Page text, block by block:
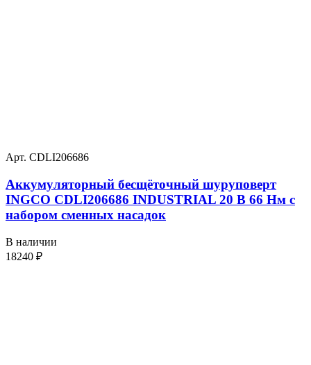
Арт. CDLI206686
Аккумуляторный бесщёточный шуруповерт
INGCO CDLI206686 INDUSTRIAL 20 В 66 Нм с
набором сменных насадок
В наличии
18240 ₽